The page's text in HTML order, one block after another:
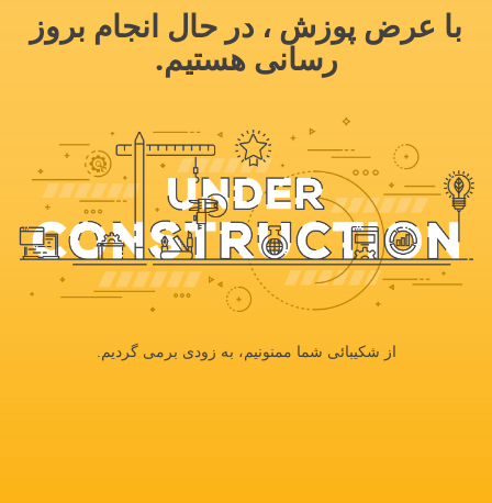
با عرض پوزش ، در حال انجام بروز
رسانی هستیم.
از شکیبائی شما ممنونیم، به زودی برمی گردیم.